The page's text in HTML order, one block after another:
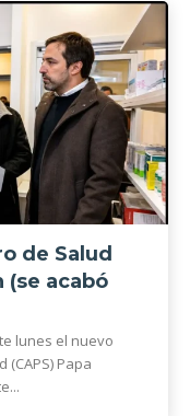
de Salud
(se acabó
lunes el nuevo
Papa